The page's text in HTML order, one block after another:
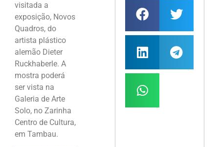
visitada a
exposição, Novos
Quadros, do
artista plástico
alemão Dieter
Ruckhaberle. A
mostra poderá
ser vista na
Galeria de Arte
Solo, no Zarinha
Centro de Cultura,
em Tambau.